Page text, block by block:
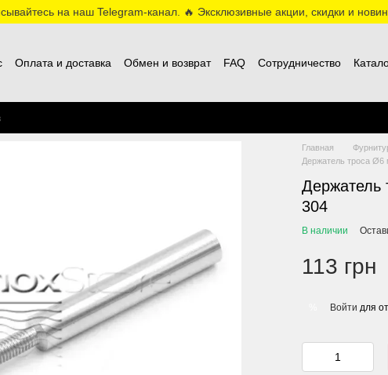
на наш Telegram-канал. 🔥 Эксклюзивные акции, скидки и
Оплата и доставка Обмен и возврат FAQ Сотрудничество
Главная
Держатель троса
Держатель
304
В наличии
113 грн
Войти для